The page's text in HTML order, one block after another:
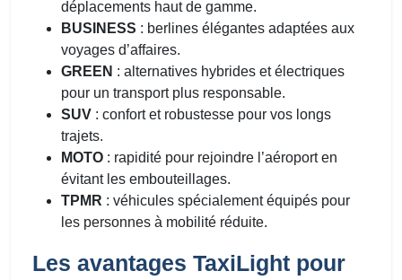
déplacements haut de gamme.
BUSINESS : berlines élégantes adaptées aux
voyages d’affaires.
GREEN : alternatives hybrides et électriques
pour un transport plus responsable.
SUV : confort et robustesse pour vos longs
trajets.
MOTO : rapidité pour rejoindre l’aéroport en
évitant les embouteillages.
TPMR : véhicules spécialement équipés pour
les personnes à mobilité réduite.
Les avantages TaxiLight pour